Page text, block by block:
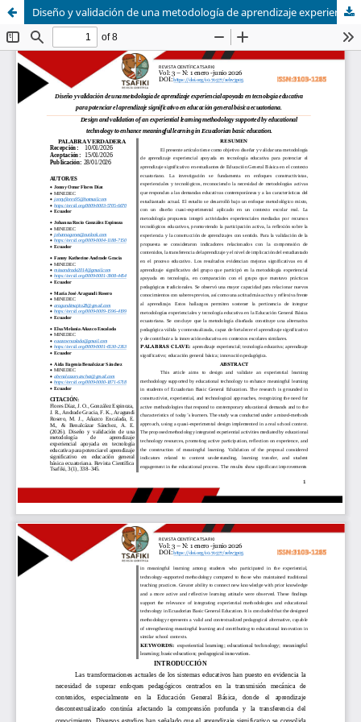
Diseño y validación de una metodología de aprendizaje experiencial apoyada en tecnología educativa para potenciar el aprendizaje significativo en educación general básica ecuatoriana.